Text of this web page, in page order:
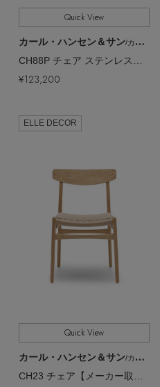
Quick View
カール・ハンセン＆サン/カール・ハンセン＆サン
¥123,200
ELLE DECOR
Quick View
カール・ハンセン＆サン/カール・ハンセン＆サン